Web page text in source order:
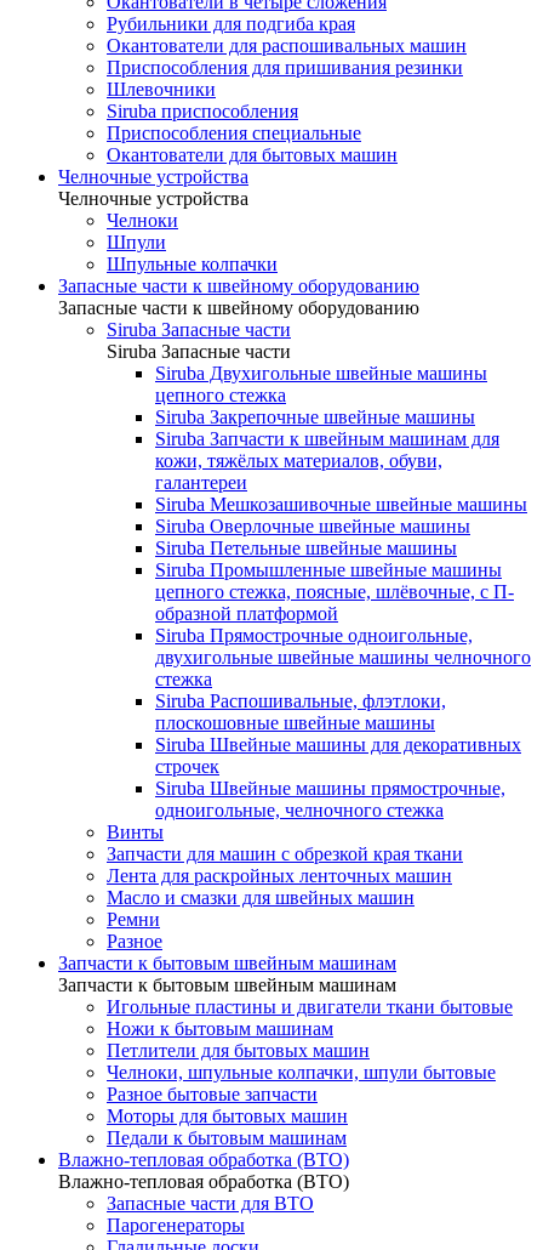
Рубильники для подгиба края
Окантователи для распошивальных машин
Приспособления для пришивания резинки
Шлевочники
Siruba приспособления
Приспособления специальные
Окантователи для бытовых машин
Челночные устройства
Челночные устройства
Челноки
Шпули
Шпульные колпачки
Запасные части к швейному оборудованию
Запасные части к швейному оборудованию
Siruba Запасные части
Siruba Запасные части
Siruba Двухигольные швейные машины
цепного стежка
Siruba Закрепочные швейные машины
Siruba Запчасти к швейным машинам для
кожи, тяжёлых материалов, обуви,
галантереи
Siruba Мешкозашивочные швейные машины
Siruba Оверлочные швейные машины
Siruba Петельные швейные машины
Siruba Промышленные швейные машины
цепного стежка, поясные, шлёвочные, с П-
образной платформой
Siruba Прямострочные одноигольные,
двухигольные швейные машины челночного
стежка
Siruba Распошивальные, флэтлоки,
плоскошовные швейные машины
Siruba Швейные машины для декоративных
строчек
Siruba Швейные машины прямострочные,
одноигольные, челночного стежка
Винты
Запчасти для машин с обрезкой края ткани
Лента для раскройных ленточных машин
Масло и смазки для швейных машин
Ремни
Разное
Запчасти к бытовым швейным машинам
Запчасти к бытовым швейным машинам
Игольные пластины и двигатели ткани бытовые
Ножи к бытовым машинам
Петлители для бытовых машин
Челноки, шпульные колпачки, шпули бытовые
Разное бытовые запчасти
Моторы для бытовых машин
Педали к бытовым машинам
Влажно-тепловая обработка (ВТО)
Влажно-тепловая обработка (ВТО)
Запасные части для ВТО
Парогенераторы